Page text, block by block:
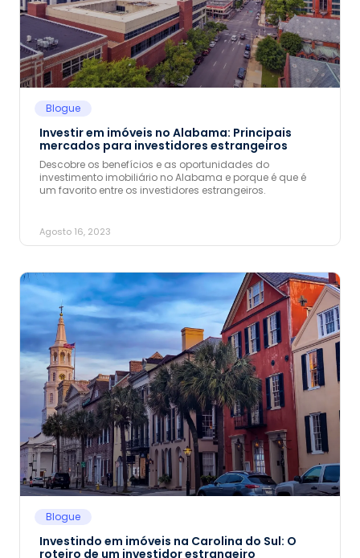
Blogue
Investir em imóveis no Alabama: Principais
mercados para investidores estrangeiros
Descobre os benefícios e as oportunidades do
investimento imobiliário no Alabama e porque é que é
um favorito entre os investidores estrangeiros.
Agosto 16, 2023
Blogue
Investindo em imóveis na Carolina do Sul: O
roteiro de um investidor estrangeiro